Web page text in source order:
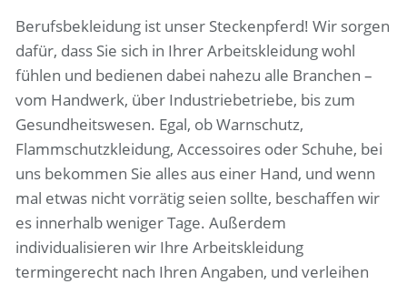
Berufsbekleidung ist unser Steckenpferd! Wir sorgen
dafür, dass Sie sich in Ihrer Arbeitskleidung wohl
fühlen und bedienen dabei nahezu alle Branchen –
vom Handwerk, über Industriebetriebe, bis zum
Gesundheitswesen. Egal, ob Warnschutz,
Flammschutzkleidung, Accessoires oder Schuhe, bei
uns bekommen Sie alles aus einer Hand, und wenn
mal etwas nicht vorrätig seien sollte, beschaffen wir
es innerhalb weniger Tage. Außerdem
individualisieren wir Ihre Arbeitskleidung
termingerecht nach Ihren Angaben, und verleihen